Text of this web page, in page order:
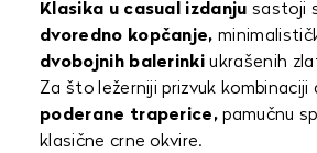
Klasika u casual izdanju sastoji
dvoredno kopčanje,
dvobojnih balerinki ukrašenih
Za što ležerniji prizvuk kombinaciji
poderane traperice, pamučnu
klasične crne okvire.